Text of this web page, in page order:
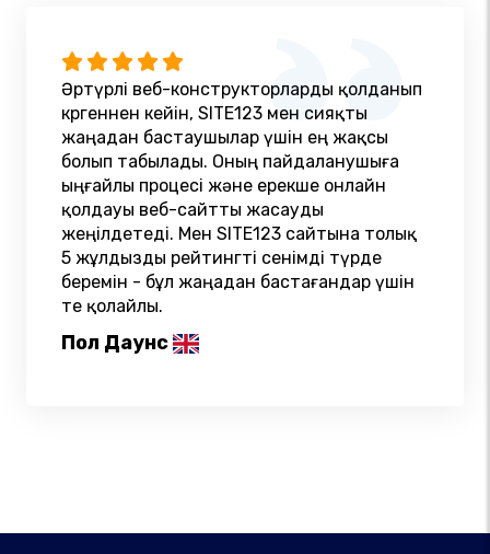
Әртүрлі веб-конструкторларды қолданып
көргеннен кейін, SITE123 мен сияқты
жаңадан бастаушылар үшін ең жақсы
болып табылады. Оның пайдаланушыға
ыңғайлы процесі және ерекше онлайн
қолдауы веб-сайтты жасауды
жеңілдетеді. Мен SITE123 сайтына толық
5 жұлдызды рейтингті сенімді түрде
беремін - бұл жаңадан бастағандар үшін
өте қолайлы.
Пол Даунс